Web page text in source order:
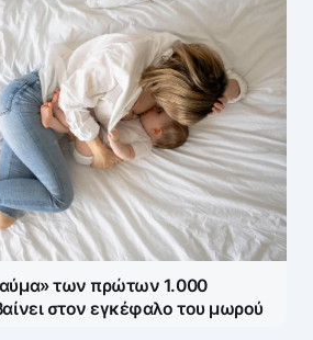
των πρώτων 1.000
στον εγκέφαλο του μωρού